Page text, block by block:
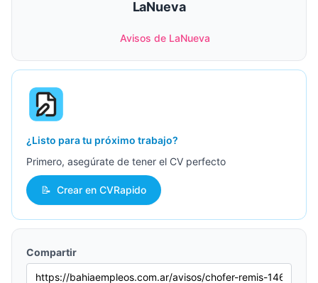
LaNueva
Avisos de LaNueva
¿Listo para tu próximo trabajo?
Primero, asegúrate de tener el CV perfecto
📝 Crear en CVRapido
Compartir